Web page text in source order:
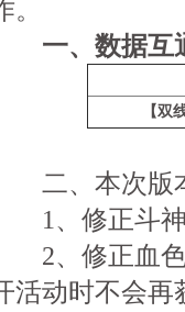
。
一、数据互
【双
二、本次版
1、修正斗神
2、修正血色
活动时不会再